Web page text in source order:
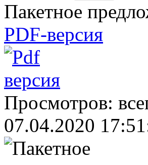
Пакетное
PDF-версия
Просмотров:
07.04.2020